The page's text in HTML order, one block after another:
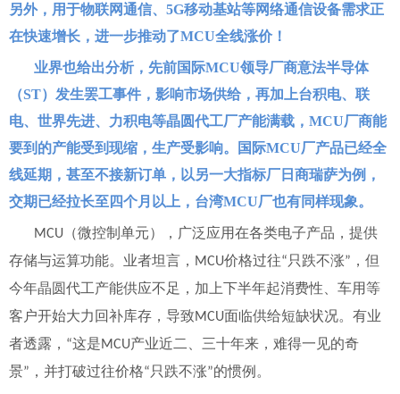
另外，用于物联网通信、 5G移动基站等网络通信设备需求正
在快速增长，进一步推动了MCU全线涨价！
业界也给出分析，先前国际MCU领导厂商意法半导体
（ST）发生罢工事件，影响市场供给，再加上台积电、联
电、世界先进、力积电等晶圆代工厂产能满载， MCU厂商能
要到的产能受到现缩，生产受影响。国际MCU厂产品已经全
线延期，甚至不接新订单，以另一大指标厂日商瑞萨为例，
交期已经拉长至四个月以上，台湾MCU厂也有同样现象。
MCU （微控制单元），广泛应用在各类电子产品，提供
存储与运算功能。业者坦言， MCU价格过往“ 只跌不涨” ，但
今年晶圆代工产能供应不足，加上下半年起消费性、车用等
客户开始大力回补库存，导致MCU面临供给短缺状况。有业
者透露， “这是MCU产业近二、三十年来，难得一见的奇
景” ，并打破过往价格“ 只跌不涨”的惯例。